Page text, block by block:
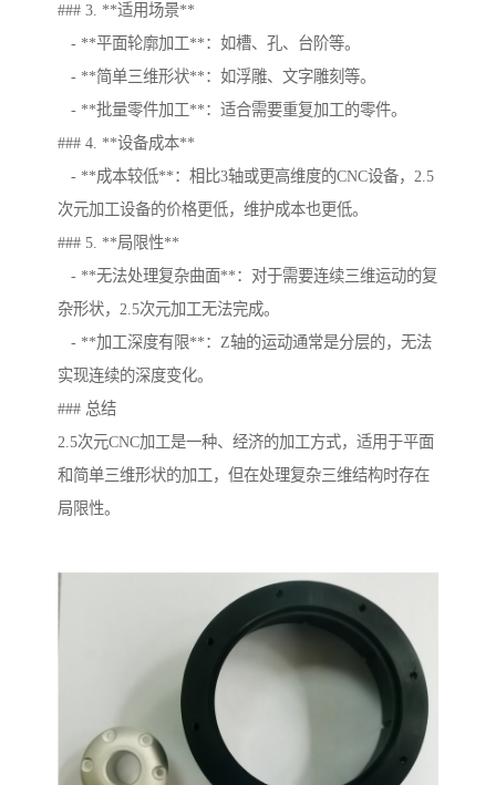
### 3. **适用场景**
- **平面轮廓加工**：如槽、孔、台阶等。
- **简单三维形状**：如浮雕、文字雕刻等。
- **批量零件加工**：适合需要重复加工的零件。
### 4. **设备成本**
- **成本较低**：相比3轴或更高维度的CNC设备，2.5
次元加工设备的价格更低，维护成本也更低。
### 5. **局限性**
- **无法处理复杂曲面**：对于需要连续三维运动的复
杂形状，2.5次元加工无法完成。
- **加工深度有限**：Z轴的运动通常是分层的，无法
实现连续的深度变化。
### 总结
2.5次元CNC加工是一种、经济的加工方式，适用于平面
和简单三维形状的加工，但在处理复杂三维结构时存在
局限性。